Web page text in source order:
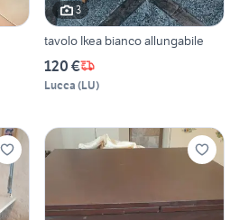
3
tavolo Ikea bianco allungabile
120 €
Lucca (LU)